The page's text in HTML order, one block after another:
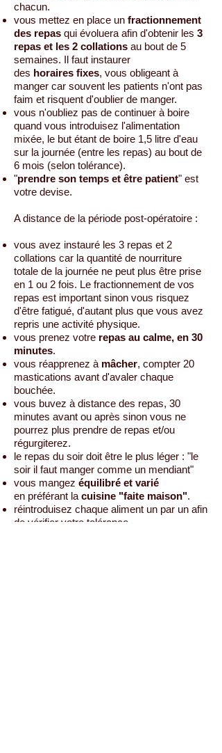
chacun.
vous mettez en place un fractionnement
des repas qui évoluera afin d'obtenir les 3
repas et les 2 collations au bout de 5
semaines. Il faut instaurer
des horaires fixes, vous obligeant à
manger car souvent les patients n'ont pas
faim et risquent d'oublier de manger.
vous n'oubliez pas de continuer à boire
quand vous introduisez l'alimentation
mixée, le but étant de boire 1,5 litre d'eau
sur la journée (entre les repas) au bout de
6 mois (selon tolérance).
"prendre son temps et être patient" est
votre devise.
A distance de la période post-opératoire :
vous avez instauré les 3 repas et 2
collations car la quantité de nourriture
totale de la journée ne peut plus être prise
en 1 ou 2 fois. Le fractionnement de vos
repas est important sinon vous risquez
d'être fatigué, d'autant plus que vous avez
repris une activité physique.
vous prenez votre repas au calme, en 30
minutes.
vous réapprenez à mâcher, compter 20
mastications avant d'avaler chaque
bouchée.
vous buvez à distance des repas, 30
minutes avant ou après sinon vous ne
pourrez plus prendre de repas et/ou
régurgiterez.
le repas du soir doit être le plus léger : "le
soir il faut manger comme un mendiant"
vous mangez équilibré et varié
en préférant la cuisine "faite maison".
réintroduisez chaque aliment un par un afin
de vérifier votre tolérance.